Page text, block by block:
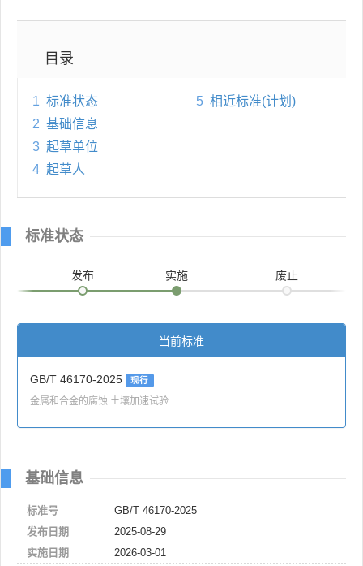
目录
1 标准状态
2 基础信息
3 起草单位
4 起草人
5 相近标准(计划)
标准状态
发布 实施 废止
当前标准
GB/T 46170-2025 现行
金属和合金的腐蚀 土壤加速试验
基础信息
标准号
GB/T 46170-2025
发布日期
2025-08-29
实施日期
2026-03-01